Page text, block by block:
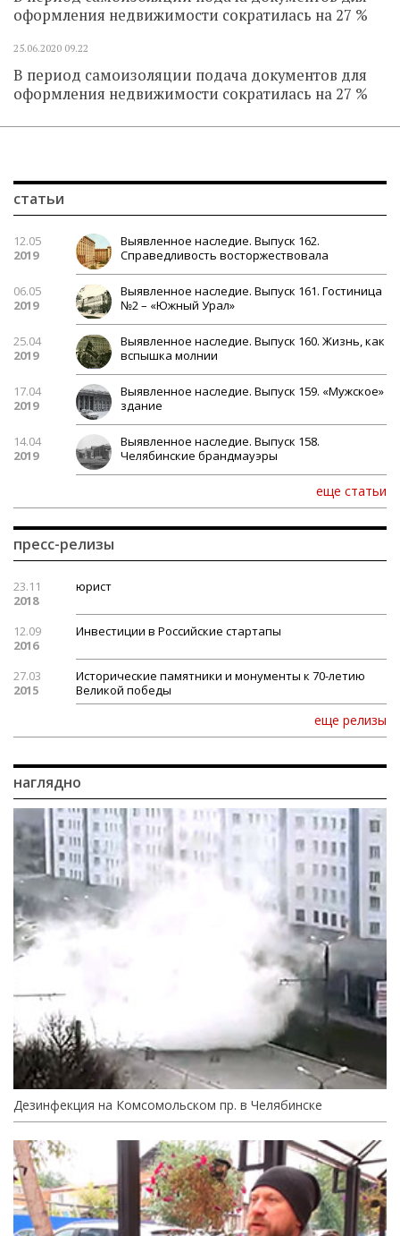
оформления недвижимости сократилась на 27 %
25.06.2020 09.22
В период самоизоляции подача документов для
оформления недвижимости сократилась на 27 %
статьи
12.05
2019
Выявленное наследие. Выпуск 162.
Справедливость восторжествовала
06.05
2019
Выявленное наследие. Выпуск 161. Гостиница
№2 – «Южный Урал»
25.04
2019
Выявленное наследие. Выпуск 160. Жизнь, как
вспышка молнии
17.04
2019
Выявленное наследие. Выпуск 159. «Мужское»
здание
14.04
2019
Выявленное наследие. Выпуск 158.
Челябинские брандмауэры
еще статьи
пресс-релизы
23.11
2018
юрист
12.09
2016
Инвестиции в Российские стартапы
27.03
2015
Исторические памятники и монументы к 70-летию
Великой победы
еще релизы
наглядно
Дезинфекция на Комсомольском пр. в Челябинске